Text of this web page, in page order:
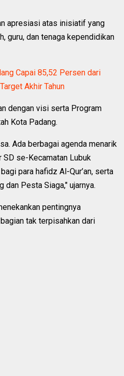
apresiasi atas inisiatif yang
guru, dan tenaga kependidikan
Capai 85,52 Persen dari
Akhir Tahun
dengan visi serta Program
Kota Padang.
Ada berbagai agenda menarik
se-Kecamatan Lubuk
para hafidz Al-Qur’an, serta
dan Pesta Siaga," ujarnya.
pentingnya
tak terpisahkan dari